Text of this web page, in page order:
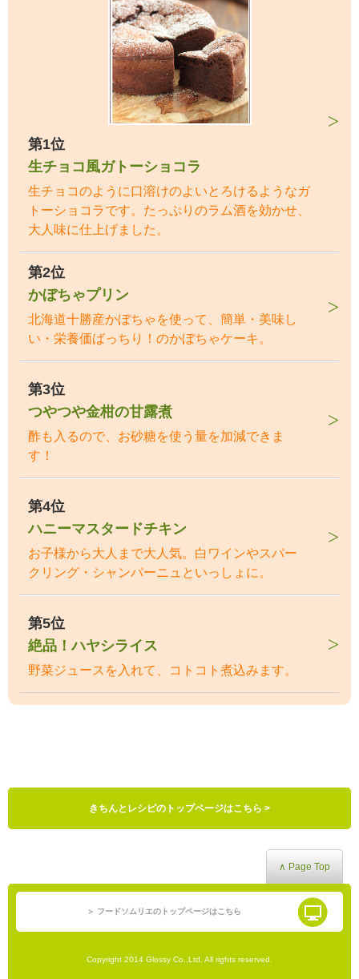
第1位
生チョコ風ガトーショコラ
生チョコのように口溶けのよいとろけるようなガ
トーショコラです。たっぷりのラム酒を効かせ、
大人味に仕上げました。
第2位
かぼちゃプリン
北海道十勝産かぼちゃを使って、簡単・美味し
い・栄養価ばっちり！のかぼちゃケーキ。
第3位
つやつや金柑の甘露煮
酢も入るので、お砂糖を使う量を加減できま
す！
第4位
ハニーマスタードチキン
お子様から大人まで大人気。白ワインやスパー
クリング・シャンパーニュといっしょに。
第5位
絶品！ハヤシライス
野菜ジュースを入れて、コトコト煮込みます。
きちんとレシピのトップページはこちら >
∧ Page Top
＞ フードソムリエのトップページはこちら
Copyright 2014 Glossy Co.,Ltd. All rights reserved.